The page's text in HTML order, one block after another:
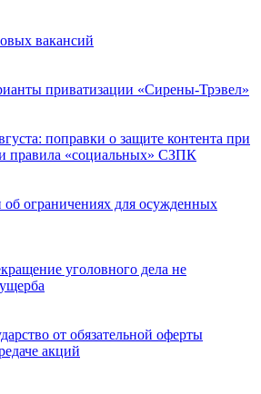
вакансий
приватизации «Сирены-Трэвел»
поправки о защите контента при
правила «социальных» СЗПК
ограничениях для осужденных
уголовного дела не
от обязательной оферты
акций